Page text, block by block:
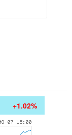
+1.02%